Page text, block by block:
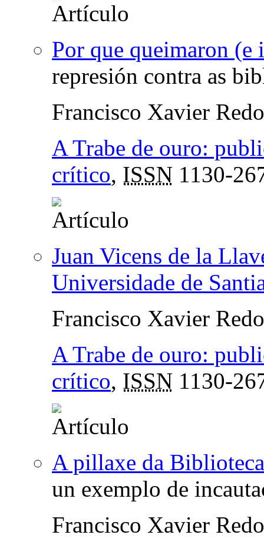
Por que queimaron
represión contra as
Francisco Xavier
A Trabe de ouro:
crítico, ISSN 1130-
Juan Vicens de la
Universidade de
Francisco Xavier
A Trabe de ouro:
crítico, ISSN 1130-
A pillaxe da
un exemplo de
Francisco Xavier